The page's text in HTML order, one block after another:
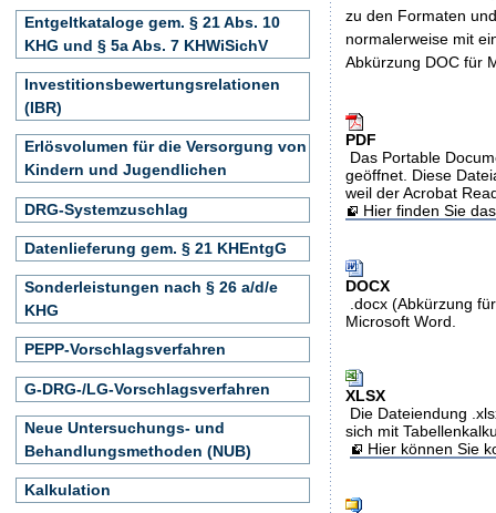
zu den Formaten
normalerweise mit
Abkürzung DOC für
PDF
Das Portable
geöffnet. Diese
weil der Acrobat
Hier finden Sie
DOCX
.docx (Abkürzung
Microsoft Word.
XLSX
Die Dateiendung
sich mit
Hier können Sie
Entgeltkataloge gem. § 21 Abs. 10
KHG und § 5a Abs. 7 KHWiSichV
Investitionsbewertungsrelationen
(IBR)
Erlösvolumen für die Versorgung von
Kindern und Jugendlichen
DRG-Systemzuschlag
Datenlieferung gem. § 21 KHEntgG
Sonderleistungen nach § 26 a/d/e
KHG
PEPP-Vorschlagsverfahren
G-DRG-/LG-Vorschlagsverfahren
Neue Untersuchungs- und
Behandlungsmethoden (NUB)
Kalkulation